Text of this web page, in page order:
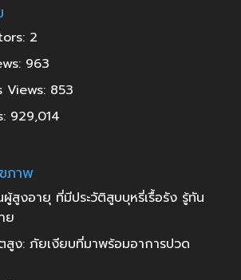
2
963
Views: 853
929,014
ภาพ
ผู้สูงอายุ ที่มีประวัติสูบบุหรี่เรื้อรัง รู้ทัน
ย
สูง: ภัยเงียบที่มาพร้อมอาการปวด